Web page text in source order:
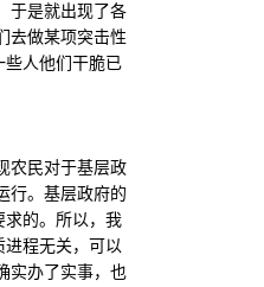
于是就出现了各
去做某项突击性
些人他们干脆已
农民对于基层政
行。基层政府的
求的。所以，我
程无关，可以
实办了实事，也